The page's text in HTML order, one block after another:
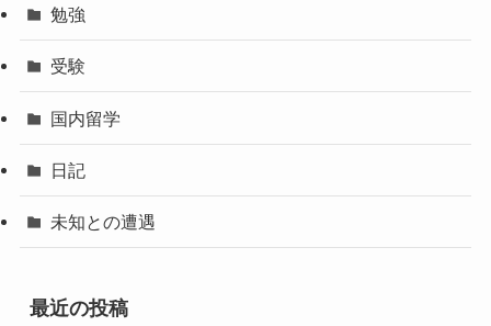
勉強
受験
国内留学
日記
未知との遭遇
最近の投稿